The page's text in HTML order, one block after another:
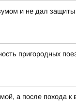
и не дал защиты
пригородных
а после похода к